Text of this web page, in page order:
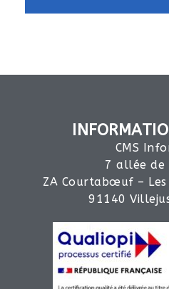
CMS
7 allée de
ZA Courtabœuf – Les
91140